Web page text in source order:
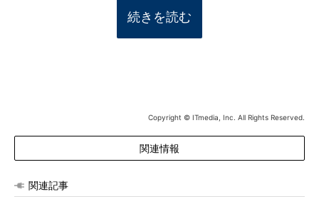
続きを読む
Copyright © ITmedia, Inc. All Rights Reserved.
関連情報
関連記事